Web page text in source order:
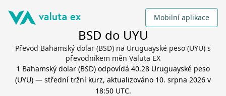
Mobilní aplikace
BSD do UYU
Převod Bahamský dolar (BSD) na Uruguayské peso (UYU) s
převodníkem měn Valuta EX
1 Bahamský dolar (BSD) odpovídá 40.28 Uruguayské peso
(UYU) — střední tržní kurz, aktualizováno 10. srpna 2026 v
18:50 UTC.